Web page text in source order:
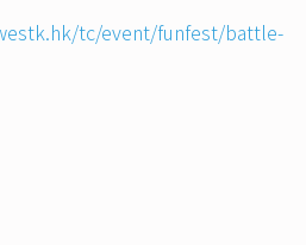
tc/event/funfest/battle-